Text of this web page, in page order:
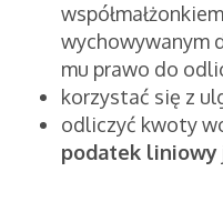
wychowywanym
mu prawo do
korzystać się z
odliczyć kwoty
podatek liniowy